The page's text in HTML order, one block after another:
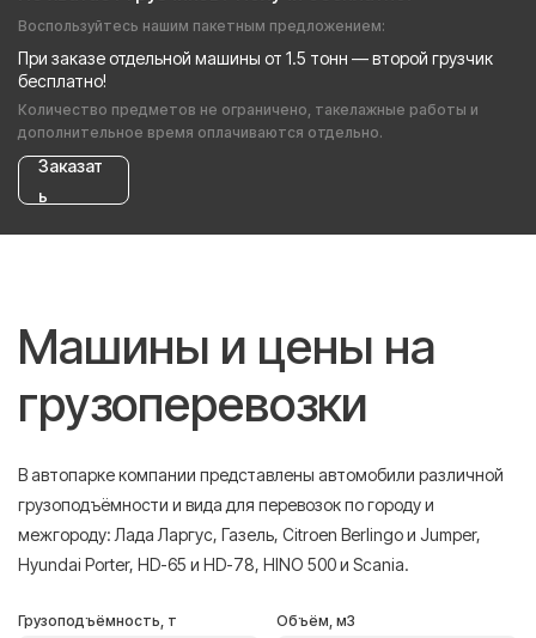
Воспользуйтесь нашим пакетным предложением:
При заказе отдельной машины от 1.5 тонн — второй грузчик
бесплатно!
Количество предметов не ограничено, такелажные работы и
дополнительное время оплачиваются отдельно.
Заказат
ь
Машины и цены на
грузоперевозки
В автопарке компании представлены автомобили различной
грузоподъёмности и вида для перевозок по городу и
межгороду: Лада Ларгус, Газель, Citroen Berlingo и Jumper,
Hyundai Porter, HD-65 и HD-78, HINO 500 и Scania.
Грузоподъёмность, т Объём, м3